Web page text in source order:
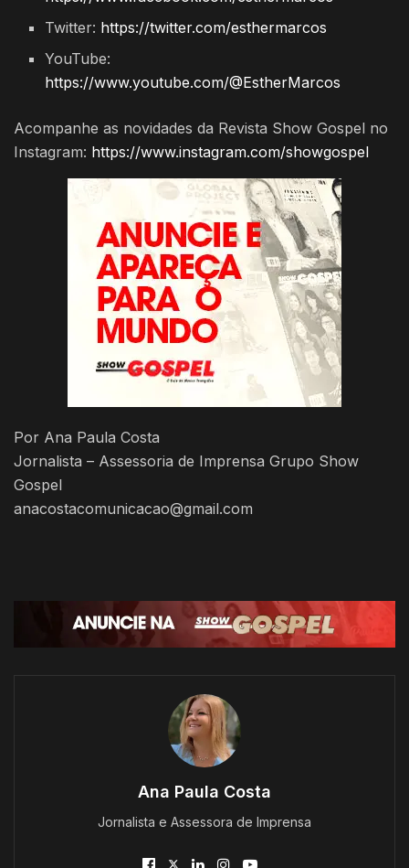
Twitter: https://twitter.com/esthermarcos
YouTube:
https://www.youtube.com/@EstherMarcos
Acompanhe as novidades da Revista Show Gospel no
Instagram: https://www.instagram.com/showgospel
Por Ana Paula Costa
Jornalista – Assessoria de Imprensa Grupo Show
Gospel
anacostacomunicacao@gmail.com
Ana Paula Costa
Jornalista e Assessora de Imprensa